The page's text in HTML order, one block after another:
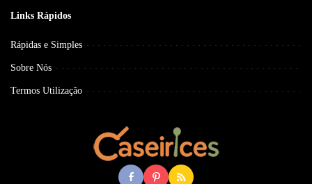
Links Rápidos
Rápidas e Simples
Sobre Nós
Termos Utilização